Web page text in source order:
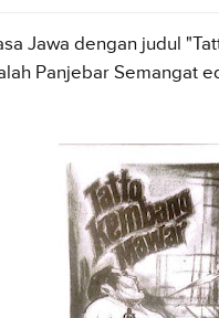
Jawa dengan judul
Panjebar Semangat